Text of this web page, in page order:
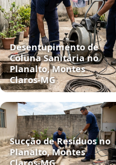
Desentupimento de
Coluna Sanitária no
Planalto, Montes
Claros‑MG
Sucção de Resíduos no
Planalto, Montes
Claros‑MG